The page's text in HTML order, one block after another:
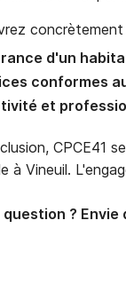
concrètement
d'un
conformes
et
CPCE41
à Vineuil.
question ?